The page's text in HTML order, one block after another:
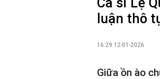
luận thô
16:29 12-01-2026
Giữa ồn ào